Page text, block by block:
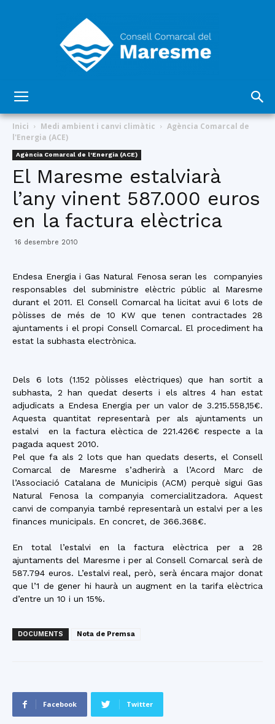
Comarcal
del
Maresme
Inici Medi ambient i canvi climàtic
Agència Comarcal de
l'Energia (ACE)
Agència Comarcal de l'Energia (ACE)
El Maresme estalviarà
l’any vinent 587.000 euros
en la factura elèctrica
16 desembre 2010
Endesa Energia i Gas Natural Fenosa seran les companyies
responsables del subministre elèctric públic al Maresme
durant el 2011. El Consell Comarcal ha licitat avui 6 lots de
pòlisses de més de 10 KW que tenen contractades 28
ajuntaments i el propi Consell Comarcal. El procediment ha
estat la subhasta electrònica.
Dels 6 lots (1.152 pòlisses elèctriques) que han sortit a
subhasta, 2 han quedat deserts i els altres 4 han estat
adjudicats a Endesa Energia per un valor de 3.215.558,15€.
Aquesta quantitat representarà per als ajuntaments un
estalvi en la factura elèctica de 221.426€ respecte a la
pagada aquest 2010.
Pel que fa als 2 lots que han quedats deserts, el Consell
Comarcal de Maresme s’adherirà a l’Acord Marc de
l’Associació Catalana de Municipis (ACM) perquè sigui Gas
Natural Fenosa la companyia comercialitzadora. Aquest
canvi de companyia també representarà un estalvi per a les
finances municipals. En concret, de 366.368€.
En total l’estalvi en la factura elèctrica per a 28
ajuntaments del Maresme i per al Consell Comarcal serà de
587.794 euros. L’estalvi real, però, serà éncara major donat
que l’1 de gener hi haurà un augment en la tarifa elèctrica
d’entre un 10 i un 15%.
DOCUMENTS Nota de Premsa
Facebook Twitter